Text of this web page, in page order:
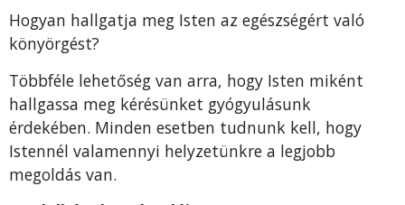
Hogyan hallgatja meg Isten az egészségért való
könyörgést?
Többféle lehetőség van arra, hogy Isten miként
hall­gassa meg kérésünket gyógyulásunk
érdekében. Minden esetben tudnunk kell, hogy
Istennél valamennyi helyze­tünkre a legjobb
megoldás van.